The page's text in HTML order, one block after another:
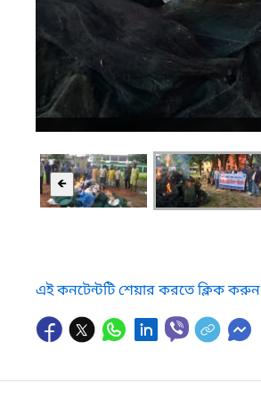
🡸
এই কনটেন্টটি শেয়ার করতে ক্লিক করুন